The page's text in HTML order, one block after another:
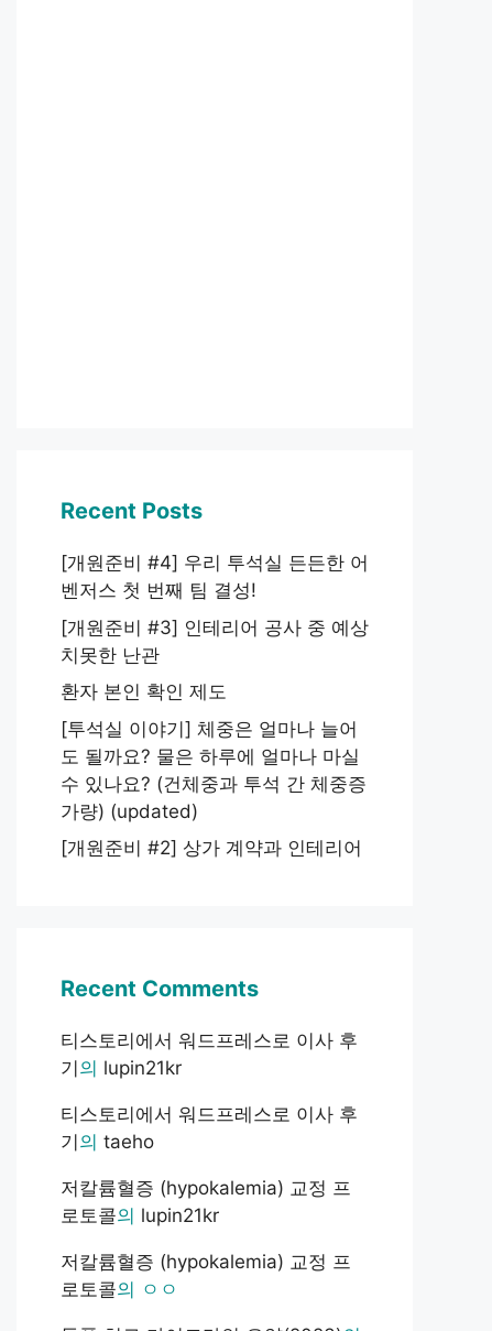
Recent Posts
[개원준비 #4] 우리 투석실 든든한 어
벤저스 첫 번째 팀 결성!
[개원준비 #3] 인테리어 공사 중 예상
치못한 난관
환자 본인 확인 제도
[투석실 이야기] 체중은 얼마나 늘어
도 될까요? 물은 하루에 얼마나 마실
수 있나요? (건체중과 투석 간 체중증
가량) (updated)
[개원준비 #2] 상가 계약과 인테리어
Recent Comments
티스토리에서 워드프레스로 이사 후
기 의 lupin21kr
티스토리에서 워드프레스로 이사 후
기 의 taeho
저칼륨혈증 (hypokalemia) 교정 프
로토콜의 lupin21kr
저칼륨혈증 (hypokalemia) 교정 프
로토콜의 ㅇㅇ